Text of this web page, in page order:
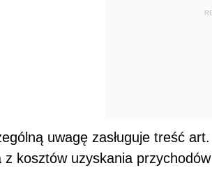
uwagę zasługuje treść
z kosztów uzyskania